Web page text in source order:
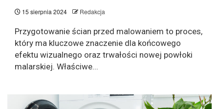
15 sierpnia 2024 Redakcja
Przygotowanie ścian przed malowaniem to proces,
który ma kluczowe znaczenie dla końcowego
efektu wizualnego oraz trwałości nowej powłoki
malarskiej. Właściwe...